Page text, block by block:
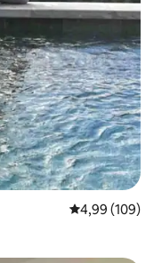
Vlerësimi
4,99 (109)